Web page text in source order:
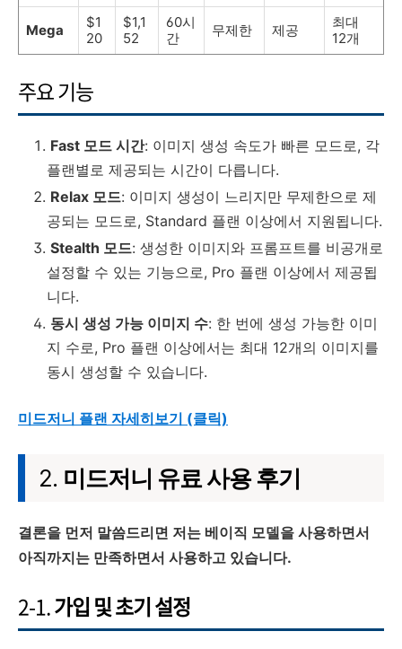
Mega
$1
20
$1,1
52
60시
간
무제한 제공
최대
12개
주요 기능
Fast 모드 시간: 이미지 생성 속도가 빠른 모드로, 각
플랜별로 제공되는 시간이 다릅니다.
Relax 모드: 이미지 생성이 느리지만 무제한으로 제
공되는 모드로, Standard 플랜 이상에서 지원됩니다.
Stealth 모드: 생성한 이미지와 프롬프트를 비공개로
설정할 수 있는 기능으로, Pro 플랜 이상에서 제공됩
니다.
동시 생성 가능 이미지 수: 한 번에 생성 가능한 이미
지 수로, Pro 플랜 이상에서는 최대 12개의 이미지를
동시 생성할 수 있습니다.
미드저니 플랜 자세히보기 (클릭)
2. 미드저니 유료 사용 후기
결론을 먼저 말씀드리면 저는 베이직 모델을 사용하면서
아직까지는 만족하면서 사용하고 있습니다.
2-1.가입 및 초기 설정